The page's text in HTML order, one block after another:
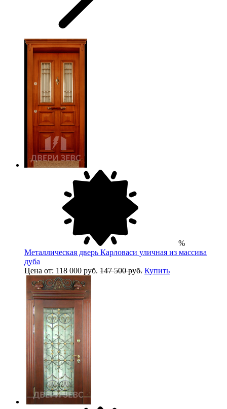
%
Металлическая дверь Карловаси уличная из массива
дуба
Цена от: 118 000 руб. 147 500 руб. Купить